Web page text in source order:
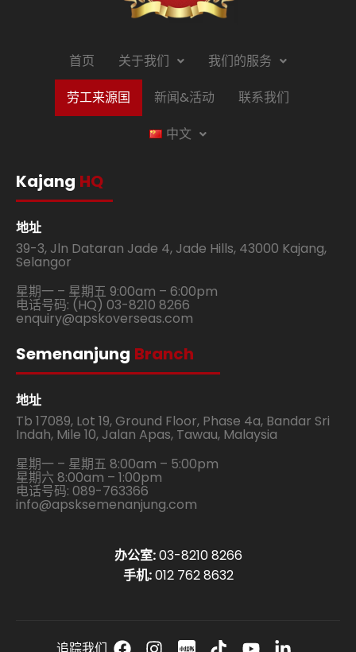
首页 关于我们
我们的服务
劳工来源国
新闻&活动
联系我们
中文
Kajang HQ
地址
39-3, Jln Dataran Jade 4, Jade Hills, 43000 Kajang,
Selangor
星期一 – 星期五 9:00am – 6:00pm
电话号码: (HQ) 03-8210 8266
enquiry@apskoverseas.com
Semenanjung Branch
地址
Tb 17089, Lot 19, Ground Floor, Phase 4a, Bandar Sri
Indah, Mile 10, Jalan Apas, Tawau, Malaysia
星期一 – 星期五 8:00am – 5:00pm
星期六 8:00am – 1:00pm
电话号码: 089-763366
info@apsksemenanjung.com
办公室:03-8210 8266
手机:012 762 8632